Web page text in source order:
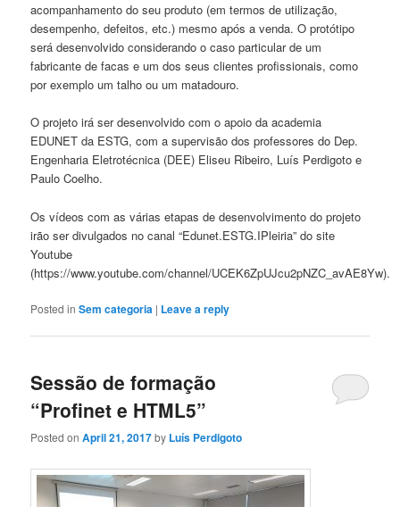
acompanhamento do seu produto (em termos de utilização,
desempenho, defeitos, etc.) mesmo após a venda. O protótipo
será desenvolvido considerando o caso particular de um
fabricante de facas e um dos seus clientes profissionais, como
por exemplo um talho ou um matadouro.
O projeto irá ser desenvolvido com o apoio da academia
EDUNET da ESTG, com a supervisão dos professores do Dep.
Engenharia Eletrotécnica (DEE) Eliseu Ribeiro, Luís Perdigoto e
Paulo Coelho.
Os vídeos com as várias etapas de desenvolvimento do projeto
irão ser divulgados no canal “Edunet.ESTG.IPleiria” do site
Youtube
(https://www.youtube.com/channel/UCEK6ZpUJcu2pNZC_avAE8Yw).
Posted in Sem categoria | Leave a reply
Sessão de formação
“Profinet e HTML5”
Posted onApril 21, 2017by Luís Perdigoto